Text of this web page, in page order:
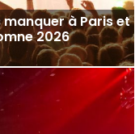
à Paris et
2026